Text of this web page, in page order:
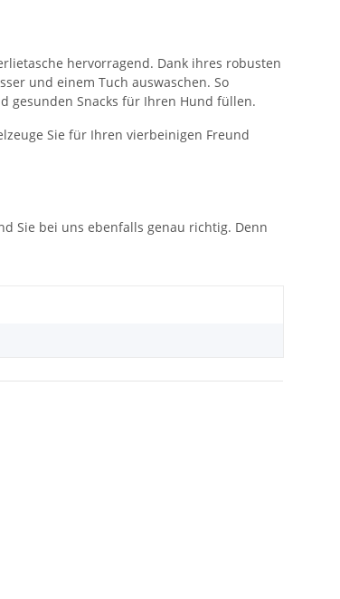
hervorragend. Dank ihres robusten
und einem Tuch auswaschen. So
gesunden Snacks für Ihren Hund füllen.
Sie für Ihren vierbeinigen Freund
Sie bei uns ebenfalls genau richtig. Denn